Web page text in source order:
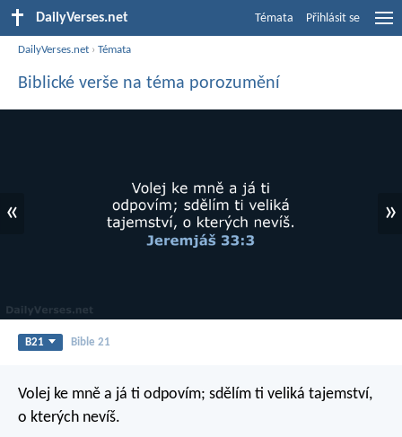
DailyVerses.net Témata Přihlásit se
DailyVerses.net ›Témata
Biblické verše na téma porozumění
« »
B21 Bible 21
Volej ke mně a já ti odpovím; sdělím ti veliká tajemství,
o kterých nevíš.